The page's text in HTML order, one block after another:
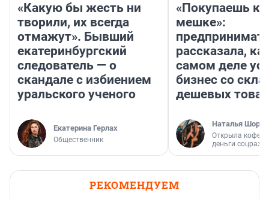
«Какую бы жесть ни
творили, их всегда
отмажут». Бывший
екатеринбургский
следователь — о
скандале с избиением
уральского ученого
Екатерина Герлах
Общественник
«Покупаешь
мешке»:
рассказала,
самом деле
бизнес со
дешевых
Наталья
Открыла
деньги
РЕКОМЕНДУЕМ